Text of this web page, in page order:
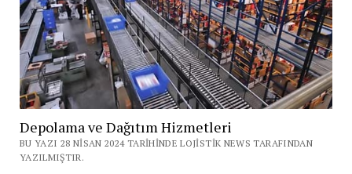
Depolama ve Dağıtım Hizmetleri
BU YAZI 28 NISAN 2024 TARIHINDE LOJISTIK NEWS TARAFINDAN
YAZILMIŞTIR.